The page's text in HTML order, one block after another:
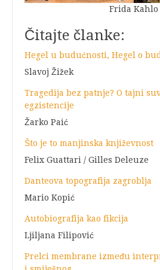
Frida Kahlo
Čitajte članke:
Hegel u budućnosti, Hegel o
Slavoj Žižek
Tragedija bez patnje? O tajni
egzistencije
Žarko Paić
Što je to manjinska književnost
Felix Guattari / Gilles Deleuze
Danteova topografija zagroblja
Mario Kopić
Autobiografija kao fikcija
Ljiljana Filipović
Prelci membrane između